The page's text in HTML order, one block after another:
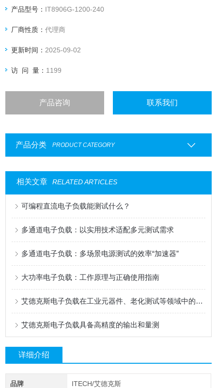
产品型号： IT8906G-1200-240
厂商性质：代理商
更新时间： 2025-09-02
访 问 量： 1199
产品咨询 联系我们
产品分类 PRODUCT CATEGORY
相关文章 RELATED ARTICLES
可编程直流电子负载能测试什么？
多通道电子负载：以实用技术适配多元测试需求
多通道电子负载：多场景电源测试的效率“加速器”
大功率电子负载：工作原理与正确使用指南
艾德克斯电子负载在工业元器件、老化测试等领域中的用途
艾德克斯电子负载具备高精度的输出和量测
详细介绍
品牌 ITECH/艾德克斯